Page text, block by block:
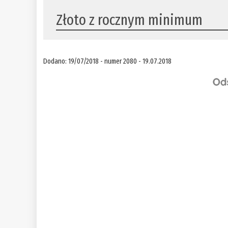
Złoto z rocznym minimum
Dodano: 19/07/2018 - numer 2080 - 19.07.2018